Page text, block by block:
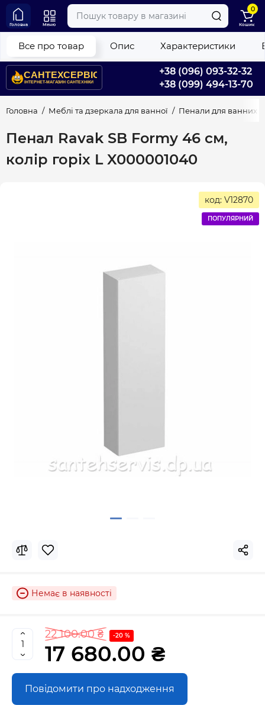
+38 (096) 093-32-32
+38 (099) 494-13-70
Головна Меню
0
Кошик
Головна Меблі та дзеркала для ванної Пенали для ванних
Пенал Ravak SB Formy 46 см,
колір горіх L X000001040
Все про товар Опис Характеристики
код: V12870
ПОПУЛЯРНИЙ
Немає в наявності
22 100.00 ₴ -20 %
17 680.00 ₴
Повідомити про надходження